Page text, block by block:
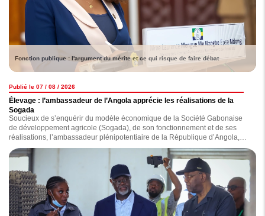
Fonction publique : l'argument du mérite et ce qui risque de faire débat
Publié le 07 / 08 / 2026
Élevage : l’ambassadeur de l’Angola apprécie les réalisations de la
Sogada
Soucieux de s’enquérir du modèle économique de la Société Gabonaise
de développement agricole (Sogada), de son fonctionnement et de ses
réalisations, l’ambassadeur plénipotentiaire de la République d’Angola,
Joaquim Do Espirito Santo, a effectué une visite de terrain hier, en
présence du président du conseil d’administration du groupe HPO &
Associés, Hervé-Patrick Opiangah.